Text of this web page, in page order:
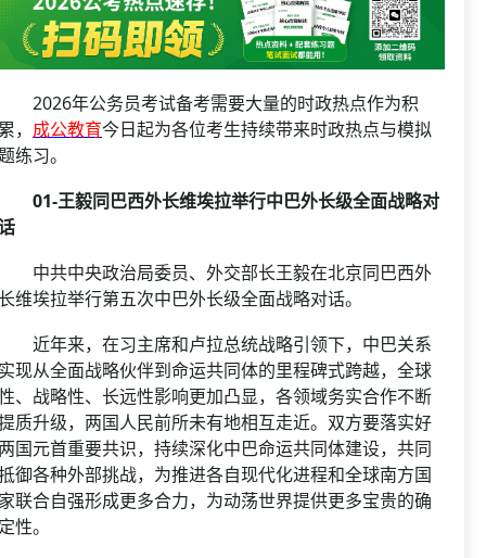
资格复审
面试补录
公务员课程
国企/银行考试
年公务员考试备考需要大量的时政热点作为积
， 成公教育今日起为各位考生持续带来时政热点与模拟
练习。
王毅同巴西外长维埃拉举行中巴外长级全面战略对
共中央政治局委员、外交部长王毅在北京同巴西外
维埃拉举行第五次中巴外长级全面战略对话。
年来，在习主席和卢拉总统战略引领下，中巴关系
现从全面战略伙伴到命运共同体的里程碑式跨越，全球
、战略性、长远性影响更加凸显，各领域务实合作不断
质升级，两国人民前所未有地相互走近。双方要落实好
国元首重要共识，持续深化中巴命运共同体建设，共同
御各种外部挑战，为推进各自现代化进程和全球南方国
联合自强形成更多合力，为动荡世界提供更多宝贵的确
性。